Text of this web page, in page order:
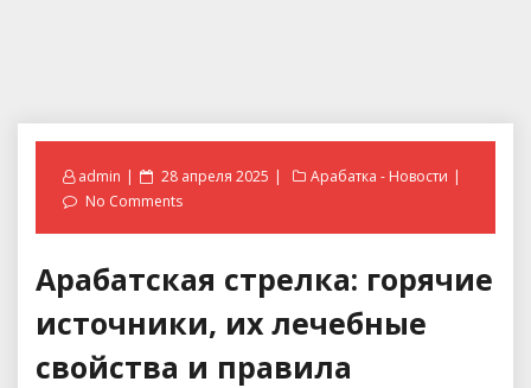
admin
Posted
on
28 апреля 2025
Арабатка - Новости
No Comments
Арабатская стрелка: горячие
источники, их лечебные
свойства и правила